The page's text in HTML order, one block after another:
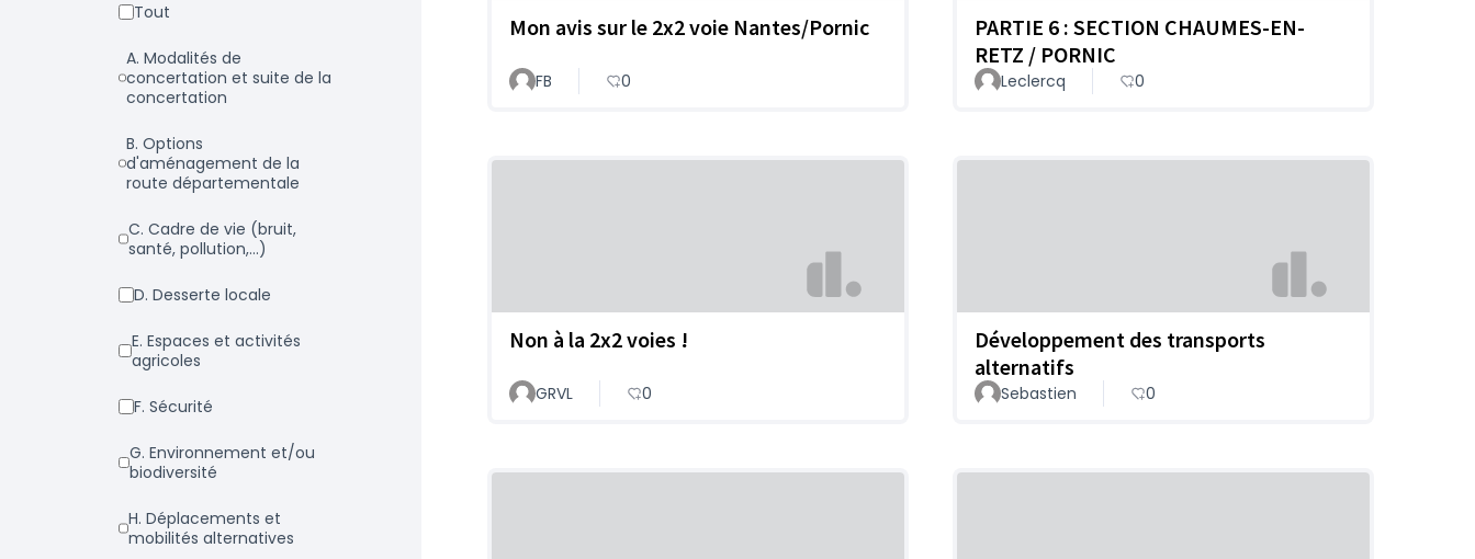
Tout
a. Modalités de
concertation et suite de la
concertation
b. Options
d'aménagement de la
route départementale
c. Cadre de vie (bruit,
santé, pollution,...)
d. Desserte locale
e. Espaces et activités
agricoles
f. Sécurité
g. Environnement et/ou
biodiversité
h. Déplacements et
mobilités alternatives
Mon avis sur le 2x2 voie Nantes/Pornic
FB 0
PARTIE 6 : SECTION CHAUMES-EN-
RETZ / PORNIC
Leclercq 0
Non à la 2x2 voies !
GRVL 0
Développement des transports
alternatifs
Sebastien 0